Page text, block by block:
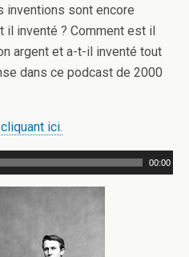
inventions sont encore
il inventé ? Comment est il
argent et a-t-il inventé tout
dans ce podcast de 2000
ici.
00:00